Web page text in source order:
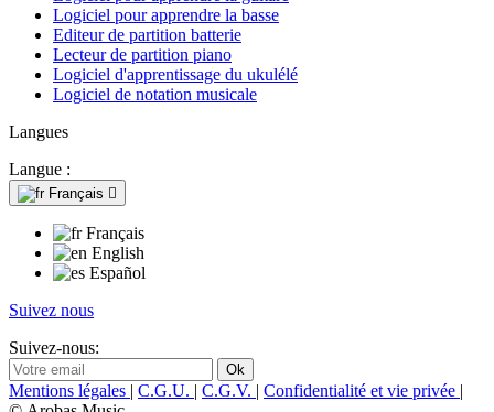
Logiciel pour apprendre la basse
Editeur de partition batterie
Lecteur de partition piano
Logiciel d'apprentissage du ukulélé
Logiciel de notation musicale
Langues
Langue :
Français 
Français
English
Español
Suivez nous
Suivez-nous:
Mentions légales | C.G.U. | C.G.V. | Confidentialité et vie privée |